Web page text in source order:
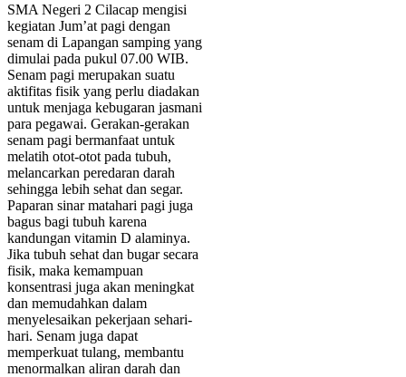
SMA Negeri 2 Cilacap mengisi
kegiatan Jum’at pagi dengan
senam di Lapangan samping yang
dimulai pada pukul 07.00 WIB.
Senam pagi merupakan suatu
aktifitas fisik yang perlu diadakan
untuk menjaga kebugaran jasmani
para pegawai. Gerakan-gerakan
senam pagi bermanfaat untuk
melatih otot-otot pada tubuh,
melancarkan peredaran darah
sehingga lebih sehat dan segar.
Paparan sinar matahari pagi juga
bagus bagi tubuh karena
kandungan vitamin D alaminya.
Jika tubuh sehat dan bugar secara
fisik, maka kemampuan
konsentrasi juga akan meningkat
dan memudahkan dalam
menyelesaikan pekerjaan sehari-
hari. Senam juga dapat
memperkuat tulang, membantu
menormalkan aliran darah dan